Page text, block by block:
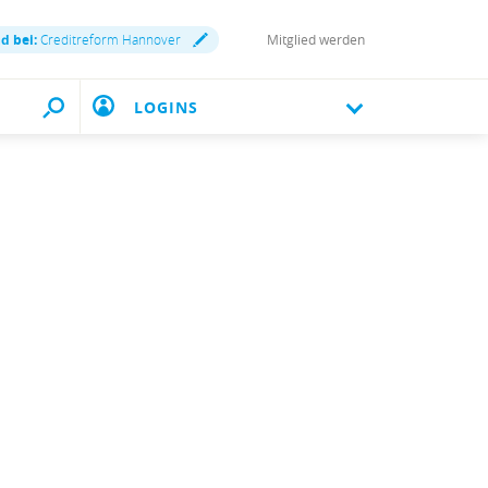
bei:Creditreform Hannover Mitglied werden
LOGINS